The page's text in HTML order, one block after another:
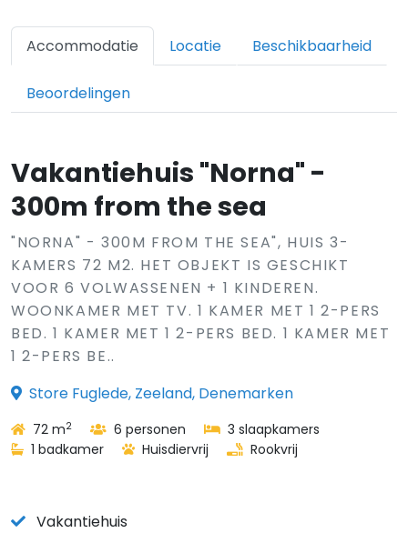
Accommodatie Locatie Beschikbaarheid
Beoordelingen
Vakantiehuis "Norna" -
300m from the sea
"NORNA" - 300M FROM THE SEA", HUIS 3-
KAMERS 72 M2. HET OBJEKT IS GESCHIKT
VOOR 6 VOLWASSENEN + 1 KINDEREN.
WOONKAMER MET TV. 1 KAMER MET 1 2-PERS
BED. 1 KAMER MET 1 2-PERS BED. 1 KAMER MET
1 2-PERS BE..
Store Fuglede, Zeeland, Denemarken
72 m2 6 personen
3 slaapkamers
1 badkamer
Huisdiervrij Rookvrij
Vakantiehuis